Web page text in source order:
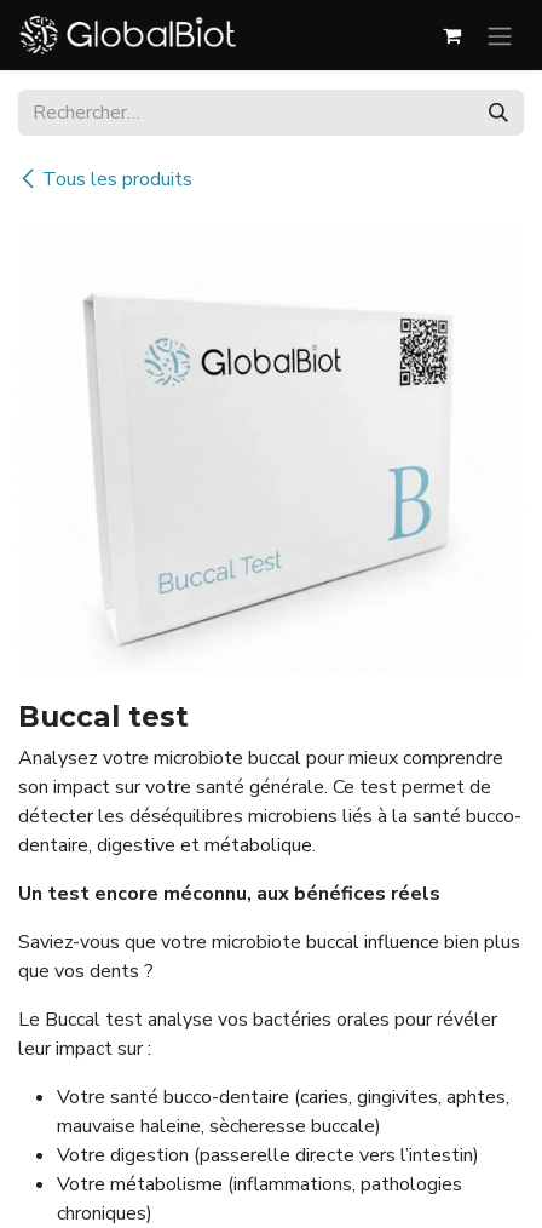
Se rendre au contenu
Tous les produits
Buccal test
Analysez votre microbiote buccal pour mieux comprendre
son impact sur votre santé générale. Ce test permet de
détecter les déséquilibres microbiens liés à la santé bucco-
dentaire, digestive et métabolique.
Un test encore méconnu, aux bénéfices réels
Saviez-vous que votre microbiote buccal influence bien plus
que vos dents ?
Le Buccal test analyse vos bactéries orales pour révéler
leur impact sur :
Votre santé bucco-dentaire (caries, gingivites, aphtes,
mauvaise haleine, sècheresse buccale)
Votre digestion (passerelle directe vers l’intestin)
Votre métabolisme (inflammations, pathologies
chroniques)